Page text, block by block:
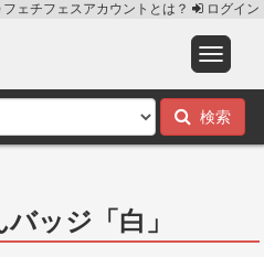
フェチフェスアカウントとは？ ログイン
検索
ッジ「白」